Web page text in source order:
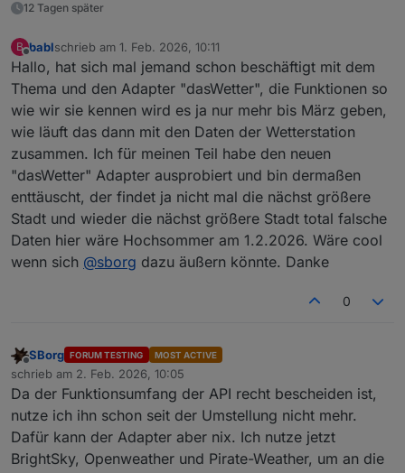
12 Tagen später
B
Offline
bablschrieb am 1. Feb. 2026, 10:11
zuletzt editiert von
Hallo, hat sich mal jemand schon beschäftigt mit dem
Thema und den Adapter "dasWetter", die Funktionen so
wie wir sie kennen wird es ja nur mehr bis März geben,
wie läuft das dann mit den Daten der Wetterstation
zusammen. Ich für meinen Teil habe den neuen
"dasWetter" Adapter ausprobiert und bin dermaßen
enttäuscht, der findet ja nicht mal die nächst größere
Stadt und wieder die nächst größere Stadt total falsche
Daten hier wäre Hochsommer am 1.2.2026. Wäre cool
wenn sich @sborg dazu äußern könnte. Danke
0
Offline
SBorg FORUM TESTING MOST ACTIVE
schrieb am 2. Feb. 2026, 10:05
zuletzt editiert von
Da der Funktionsumfang der API recht bescheiden ist,
nutze ich ihn schon seit der Umstellung nicht mehr.
Dafür kann der Adapter aber nix. Ich nutze jetzt
BrightSky, Openweather und Pirate-Weather, um an die